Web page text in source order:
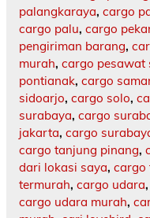
palangkaraya, cargo
cargo palu, cargo
pengiriman barang,
murah, cargo pesawat
pontianak, cargo
sidoarjo, cargo solo,
surabaya, cargo
jakarta, cargo
cargo tanjung pinang,
dari lokasi saya, cargo
termurah, cargo udara,
cargo udara murah,